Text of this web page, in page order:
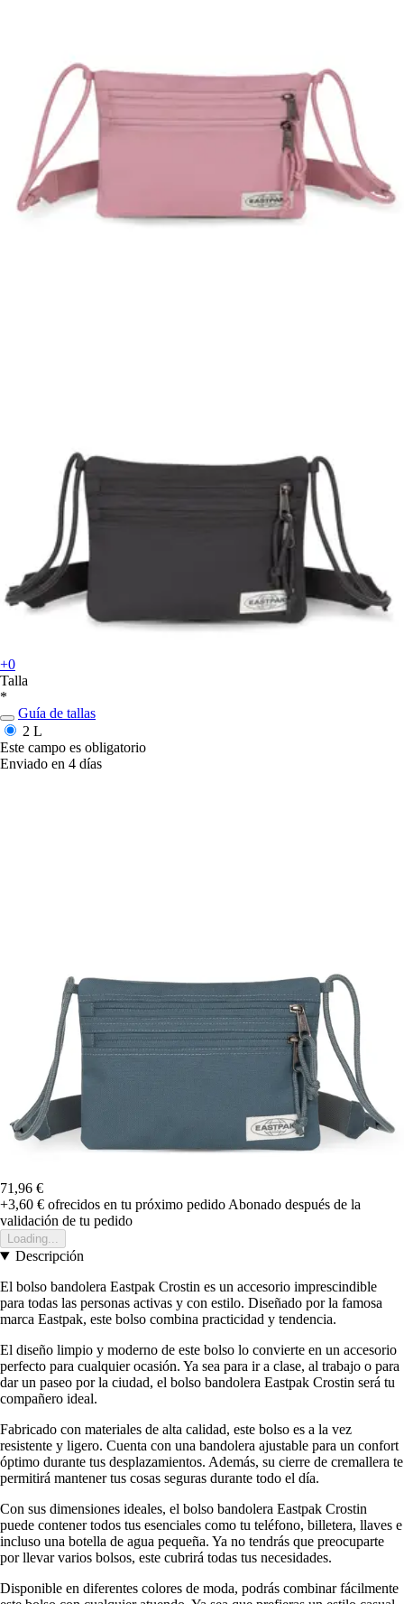
+0
Talla
*
Guía de tallas
2 L
Este campo es obligatorio
Enviado en 4 días
71,96 €
+3,60 € ofrecidos en tu próximo pedido Abonado después de la
validación de tu pedido
Loading...
Descripción
El bolso bandolera Eastpak Crostin es un accesorio imprescindible
para todas las personas activas y con estilo. Diseñado por la famosa
marca Eastpak, este bolso combina practicidad y tendencia.
El diseño limpio y moderno de este bolso lo convierte en un accesorio
perfecto para cualquier ocasión. Ya sea para ir a clase, al trabajo o para
dar un paseo por la ciudad, el bolso bandolera Eastpak Crostin será tu
compañero ideal.
Fabricado con materiales de alta calidad, este bolso es a la vez
resistente y ligero. Cuenta con una bandolera ajustable para un confort
óptimo durante tus desplazamientos. Además, su cierre de cremallera te
permitirá mantener tus cosas seguras durante todo el día.
Con sus dimensiones ideales, el bolso bandolera Eastpak Crostin
puede contener todos tus esenciales como tu teléfono, billetera, llaves e
incluso una botella de agua pequeña. Ya no tendrás que preocuparte
por llevar varios bolsos, este cubrirá todas tus necesidades.
Disponible en diferentes colores de moda, podrás combinar fácilmente